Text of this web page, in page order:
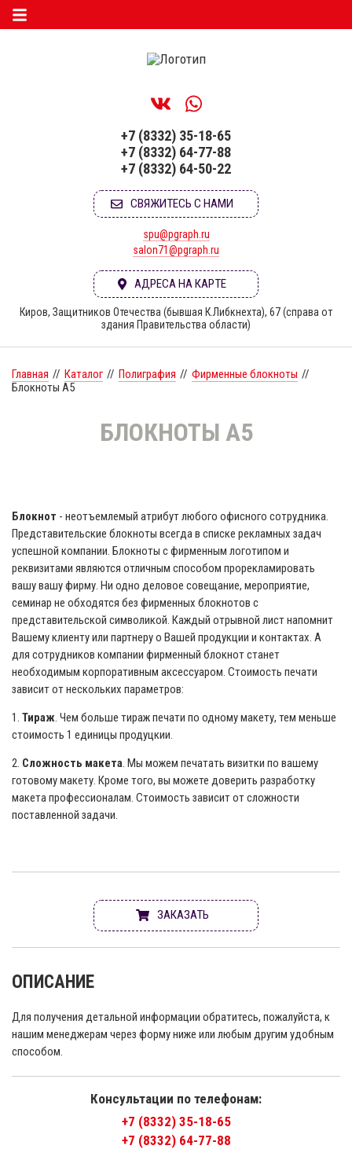
+7 (8332) 35-18-65
+7 (8332) 64-77-88
+7 (8332) 64-50-22
СВЯЖИТЕСЬ С НАМИ
spu@pgraph.ru
salon71@pgraph.ru
АДРЕСА НА КАРТЕ
Киров, Защитников Отечества (бывшая К.Либкнехта), 67 (справа от
здания Правительства области)
Главная // Каталог // Полиграфия // Фирменные блокноты //
Блокноты А5
БЛОКНОТЫ А5
Блокнот - неотъемлемый атрибут любого офисного сотрудника.
Представительские блокноты всегда в списке рекламных задач
успешной компании. Блокноты с фирменным логотипом и
реквизитами являются отличным способом прорекламировать
вашу вашу фирму. Ни одно деловое совещание, мероприятие,
семинар не обходятся без фирменных блокнотов с
представительской символикой. Каждый отрывной лист напомнит
Вашему клиенту или партнеру о Вашей продукции и контактах. А
для сотрудников компании фирменный блокнот станет
необходимым корпоративным аксессуаром. Стоимость печати
зависит от нескольких параметров:
1. Тираж. Чем больше тираж печати по одному макету, тем меньше
стоимость 1 единицы продуцкии.
2. Сложность макета. Мы можем печатать визитки по вашему
готовому макету. Кроме того, вы можете доверить разработку
макета профессионалам. Стоимость зависит от сложности
поставленной задачи.
ЗАКАЗАТЬ
ОПИСАНИЕ
Для получения детальной информации обратитесь, пожалуйста, к
нашим менеджерам через форму ниже или любым другим удобным
способом.
Консультации по телефонам:
+7 (8332) 35-18-65
+7 (8332) 64-77-88